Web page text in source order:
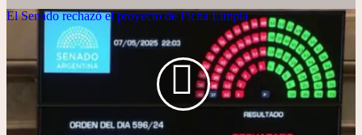
El Senado rechazó el proyecto de Ficha Limpia